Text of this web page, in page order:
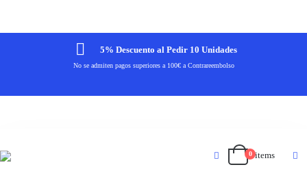
5% Descuento al Pedir 10 Unidades
No se admiten pagos superiores a 100€ a Contrareembolso
0
0 items